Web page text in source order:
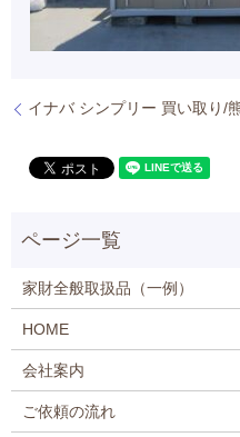
イナバ シンプリー 買い取り/
家財全般取扱品（一例）
HOME
会社案内
ご依頼の流れ